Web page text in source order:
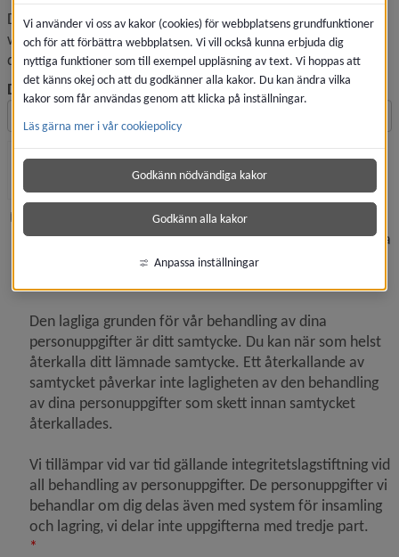
Du kommer att bli inbjudningar till möten och workshops,
webbenkäter och även medskapande på platsen. Skriv in
din mejladress, så får du information om dialogtillfällena.
Din mejladress
Jag är inte en robot
Klicka för att verifiera
FriendlyCaptcha ⇗
Vi behöver spara och behandla din mejladress (som är
en personuppgift). Syftet med behandlingen är att kunna
hantera er intresseanmälan angående information och
Den lagliga grunden för vår behandling av dina
personuppgifter är ditt samtycke. Du kan när som helst
återkalla ditt lämnade samtycke. Ett återkallande av
samtycket påverkar inte lagligheten av den behandling
av dina personuppgifter som skett innan samtycket
återkallades.
Vi tillämpar vid var tid gällande integritetslagstiftning vid
all behandling av personuppgifter. De personuppgifter vi
behandlar om dig delas även med system för insamling
och lagring, vi delar inte uppgifterna med tredje part.
*
Vi använder vi oss av kakor (cookies) för webbplatsens grundfunktioner
och för att förbättra webbplatsen. Vi vill också kunna erbjuda dig
nyttiga funktioner som till exempel uppläsning av text. Vi hoppas att
det känns okej och att du godkänner alla kakor. Du kan ändra vilka
kakor som får användas genom att klicka på inställningar.
Läs gärna mer i vår cookiepolicy
Godkänn nödvändiga kakor
Godkänn alla kakor
Anpassa inställningar